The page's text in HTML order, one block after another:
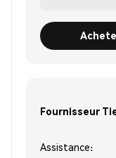
Fournisseur
Assistance: